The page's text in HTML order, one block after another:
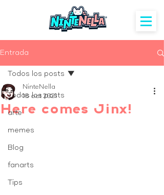
Entrada
Todos los posts
arte
memes
Blog
fanarts
Tips
Todos los posts
Here comes Jinx!
NinteNella
18 oct 2021